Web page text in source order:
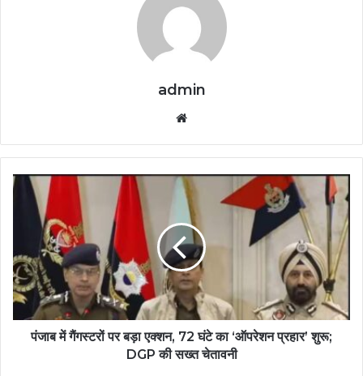
admin
पंजाब में गैंगस्टरों पर बड़ा एक्शन, 72 घंटे का ‘ऑपरेशन प्रहार’ शुरू;
DGP की सख्त चेतावनी